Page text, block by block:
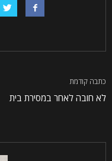
כתבה קודמת
לא חובה לאחר במסירת בית